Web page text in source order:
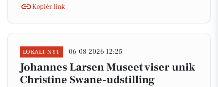
Kopiér link
LOKALT NYT 06-08-2026 12:25
Johannes Larsen Museet viser unik
Christine Swane-udstilling